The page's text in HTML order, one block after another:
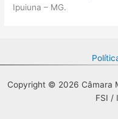
Ipuiuna – MG.
Copyright © 2026 Câmara
FSI /